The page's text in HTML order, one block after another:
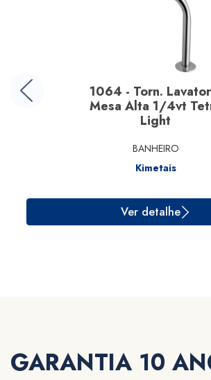
1064 - Torn.
Mesa Alta 1/4vt
Light
BANHEIRO
Kimetais
GARANTIA 10